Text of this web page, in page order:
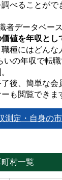
べることがで
者データベー
価値を年収とし
種にはどんな
いの年収で転
後、簡単な会
も閲覧できま
測定・自身の
村一覧